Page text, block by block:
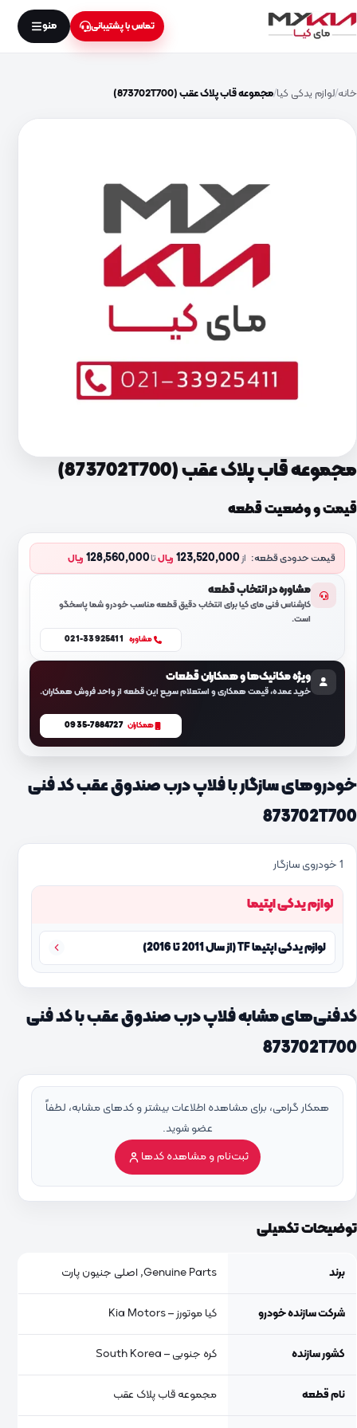
تماس با پشتیبانی منو
خانه لوازم یدکی کیا مجموعه قاب پلاک عقب (873702T700)
مجموعه قاب پلاک عقب (873702T700)
قیمت و وضعیت قطعه
قیمت حدودی قطعه: از123,520,000 ریالتا128,560,000 ریال
مشاوره در انتخاب قطعه
کارشناس فنی مای کیا برای انتخاب دقیق قطعه مناسب خودرو شما پاسخگو
است.
مشاوره 021-33925411
ویژه مکانیک‌ها و همکاران قطعات
خرید عمده، قیمت همکاری و استعلام سریع این قطعه از واحد فروش همکاران.
همکاران 0935-7884727
خودروهای سازگار با فلاپ درب صندوق عقب کد فنی
873702T700
1 خودروی سازگار
لوازم یدکی اپتیما
لوازم یدکی اپتیما TF (از سال 2011 تا 2016)
کدفنی‌های مشابه فلاپ درب صندوق عقب با کد فنی
873702T700
همکار گرامی، برای مشاهده اطلاعات بیشتر و کدهای مشابه، لطفاً
عضو شوید.
ثبت‌نام و مشاهده کدها
توضیحات تکمیلی
برند Genuine Parts, اصلی جنیون پارت
شرکت سازنده خودرو کیا موتورز – Kia Motors
کشور سازنده کره جنوبی – South Korea
نام قطعه مجموعه قاب پلاک عقب